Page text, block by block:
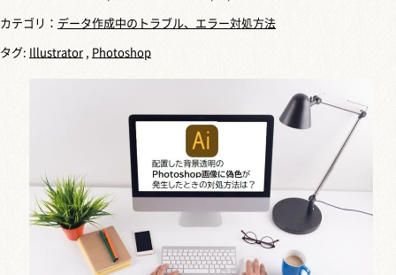
カテゴリ： データ作成中のトラブル、エラー対処方法
タグ: Illustrator Photoshop